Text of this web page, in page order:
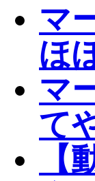
マ
ほ
マ
て